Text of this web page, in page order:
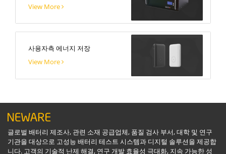
View More
사용자측 에너지 저장
View More
글로벌 배터리 제조사, 관련 소재 공급업체, 품질 검사 부서, 대학 및 연구
기관을 대상으로 고성능 배터리 테스트 시스템과 디지털 솔루션을 제공합
니다. 고객의 기술적 난제 해결, 연구 개발 효율성 극대화, 지속 가능한 성